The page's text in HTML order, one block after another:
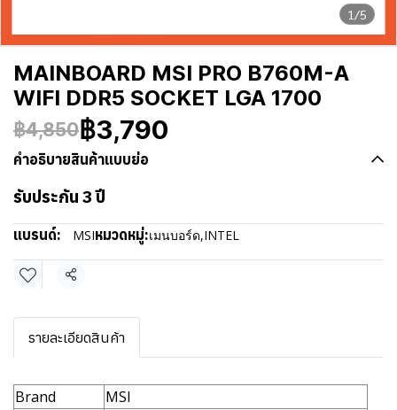
1/5
MAINBOARD MSI PRO B760M-A
WIFI DDR5 SOCKET LGA 1700
฿4,850฿3,790
คำอธิบายสินค้าแบบย่อ
รับประกัน 3 ปี
แบรนด์: MSIหมวดหมู่:เมนบอร์ด,INTEL
แชร์
รายละเอียดสินค้า
Brand
MSI